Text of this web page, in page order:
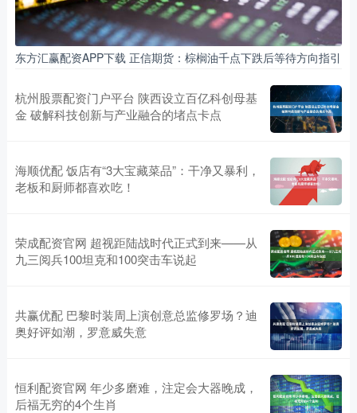
东方汇赢配资APP下载 正信期货：棕榈油千点下跌后等待方向指引
杭州股票配资门户平台 陕西设立百亿科创母基
金 破解科技创新与产业融合的堵点卡点
海顺优配 饭店有“3大宝藏菜品”：干净又暴利，
老板和厨师都喜欢吃！
荣成配资官网 超视距陆战时代正式到来——从
九三阅兵100坦克和100突击车说起
共赢优配 巴黎时装周上演创意总监修罗场？迪
奥好评如潮，罗意威失意
恒利配资官网 年少多磨难，注定会大器晚成，
后福无穷的4个生肖